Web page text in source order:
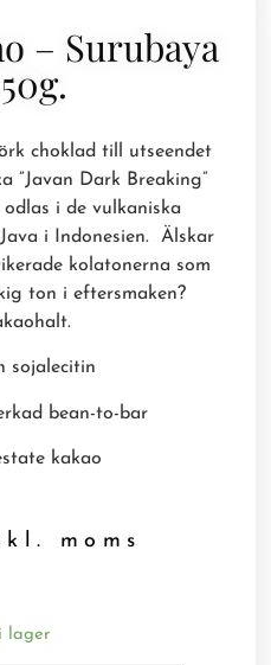
– Surubaya
choklad till utseendet
”Javan Dark Breaking”
i de vulkaniska
i Indonesien. Älskar
kolatonerna som
ton i eftersmaken?
sojalecitin
bean-to-bar
kakao
moms
lager